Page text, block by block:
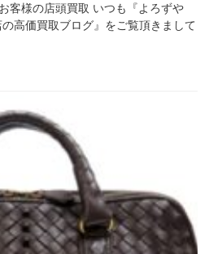
客様の店頭買取 いつも『よろずや
高価買取ブログ』をご覧頂きまして